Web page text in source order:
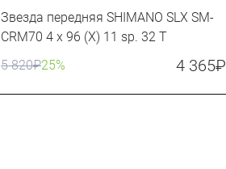
Звезда передняя SHIMANO SLX SM-
CRM70 4 x 96 (X) 11 sp. 32 T
5 820₽25% 4 365₽